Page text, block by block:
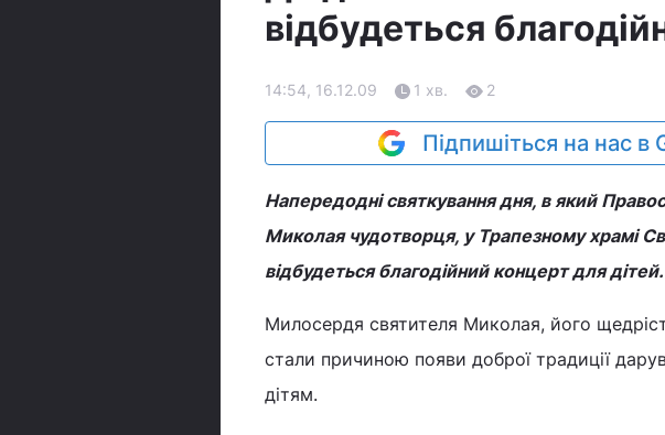
відбудеться
14:54, 16.12.09 1 хв. 2
Підпишіться на нас в
Напередодні святкування дня, в який
Миколая чудотворця, у Трапезному храмі
відбудеться благодійний концерт для дітей.
Милосердя святителя Миколая, його
стали причиною появи доброї традиції
дітям.